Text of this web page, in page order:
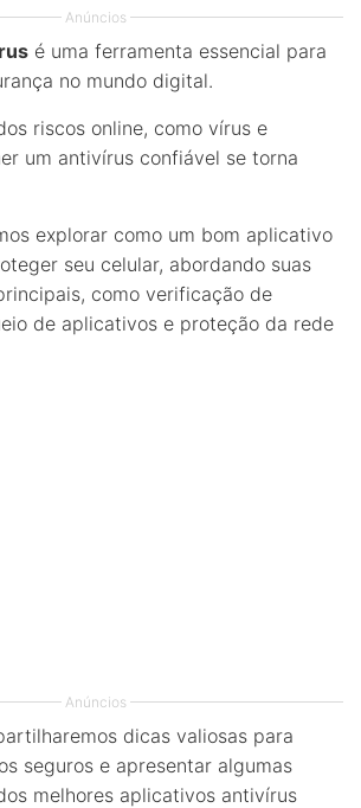
Anúncios
é uma ferramenta essencial para
no mundo digital.
riscos online, como vírus e
um antivírus confiável se torna
explorar como um bom aplicativo
seu celular, abordando suas
como verificação de
de aplicativos e proteção da rede
Anúncios
dicas valiosas para
seguros e apresentar algumas
melhores aplicativos antivírus